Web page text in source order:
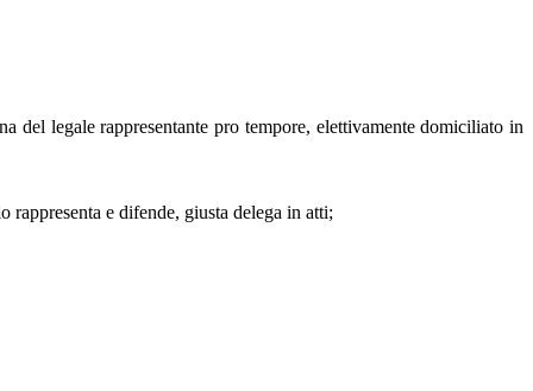
legale rappresentante pro tempore, elettivamente domiciliato in
e difende, giusta delega in atti;